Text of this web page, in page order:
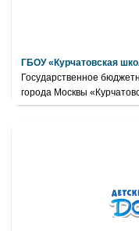
ГБОУ «Курчатовская
Государственное
города Москвы